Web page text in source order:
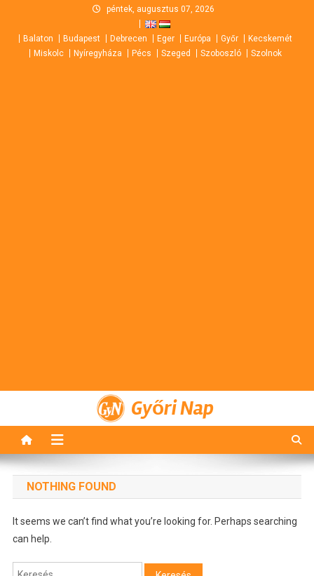
content
péntek, augusztus 07, 2026
Balaton Budapest Debrecen Eger Európa Győr
Kecskemét
Miskolc
Nyíregyháza Pécs Szeged Szoboszló Szolnok
Győri Nap
NOTHING FOUND
It seems we can’t find what you’re looking for. Perhaps searching
can help.
Keresés: